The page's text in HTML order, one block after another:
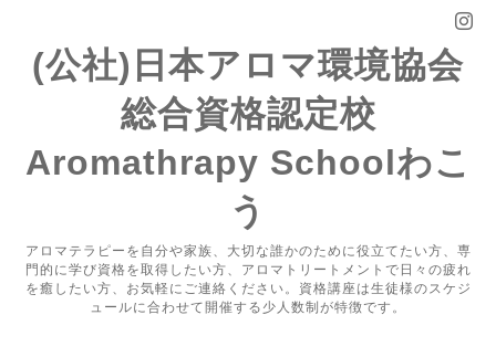
(公社)日本アロマ環境協会
総合資格認定校
Aromathrapy Schoolわこ
う
アロマテラピーを自分や家族、大切な誰かのために役立てたい方、専
門的に学び資格を取得したい方、アロマトリートメントで日々の疲れ
を癒したい方、お気軽にご連絡ください。資格講座は生徒様のスケジ
ュールに合わせて開催する少人数制が特徴です。